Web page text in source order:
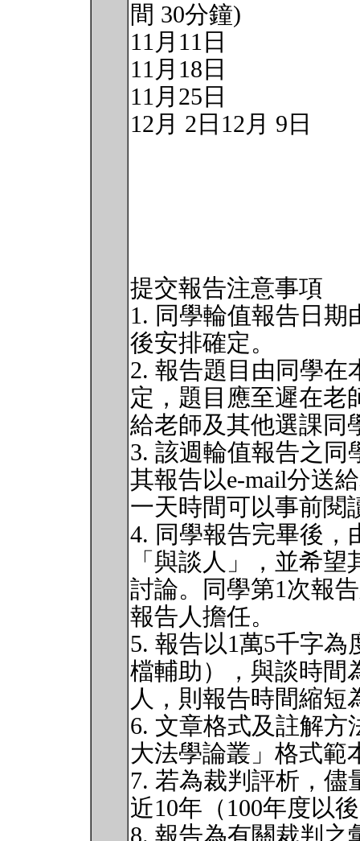
間 30分鐘)
11月11日
11月18日
11月25日
12月 2日12月 9日
提交報告注意事項
1. 同學輪值報告日
後安排確定。
2. 報告題目由同學在
定，題目應至遲在老
給老師及其他選課同
3. 該週輪值報告之同
其報告以e-mail分送
一天時間可以事前閱
4. 同學報告完畢後，
「與談人」，並希
討論。同學第1次報
報告人擔任。
5. 報告以1萬5千字為
檔輔助），與談時間
人，則報告時間縮短
6. 文章格式及註解方
大法學論叢」格式範
7. 若為裁判評析，
近10年（100年度以
8. 報告為有關裁判之